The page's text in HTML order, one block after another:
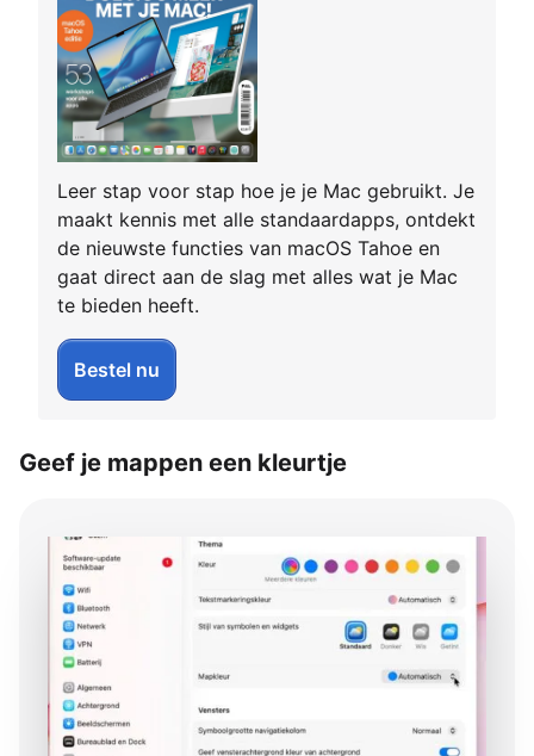
Leer stap voor stap hoe je je Mac gebruikt. Je
maakt kennis met alle standaardapps, ontdekt
de nieuwste functies van macOS Tahoe en
gaat direct aan de slag met alles wat je Mac
te bieden heeft.
Bestel nu
Geef je mappen een kleurtje